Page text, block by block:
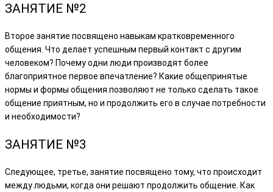
ЗАНЯТИЕ №2
Второе занятие посвящено навыкам кратковременного
общения. Что делает успешным первый контакт с другим
человеком? Почему одни люди производят более
благоприятное первое впечатление? Какие общепринятые
нормы и формы общения позволяют не только сделать такое
общение приятным, но и продолжить его в случае потребности
и необходимости?
ЗАНЯТИЕ №3
Следующее, третье, занятие посвящено тому, что происходит
между людьми, когда они решают продолжить общение. Как